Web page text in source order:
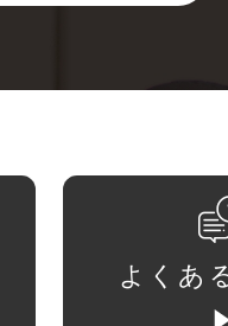
よくあ